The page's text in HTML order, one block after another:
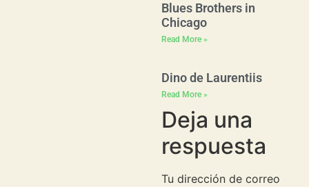
Blues Brothers in
Chicago
Read More »
Dino de Laurentiis
Read More »
Deja una
respuesta
Tu dirección de correo